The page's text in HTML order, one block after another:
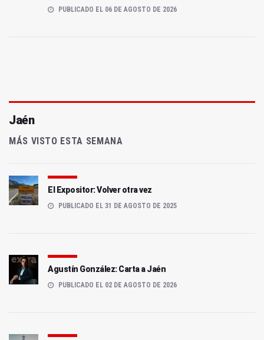
PUBLICADO EL 06 DE AGOSTO DE 2026
Jaén
MÁS VISTO ESTA SEMANA
El Expositor: Volver otra vez
PUBLICADO EL 31 DE AGOSTO DE 2025
Agustín González: Carta a Jaén
PUBLICADO EL 02 DE AGOSTO DE 2026